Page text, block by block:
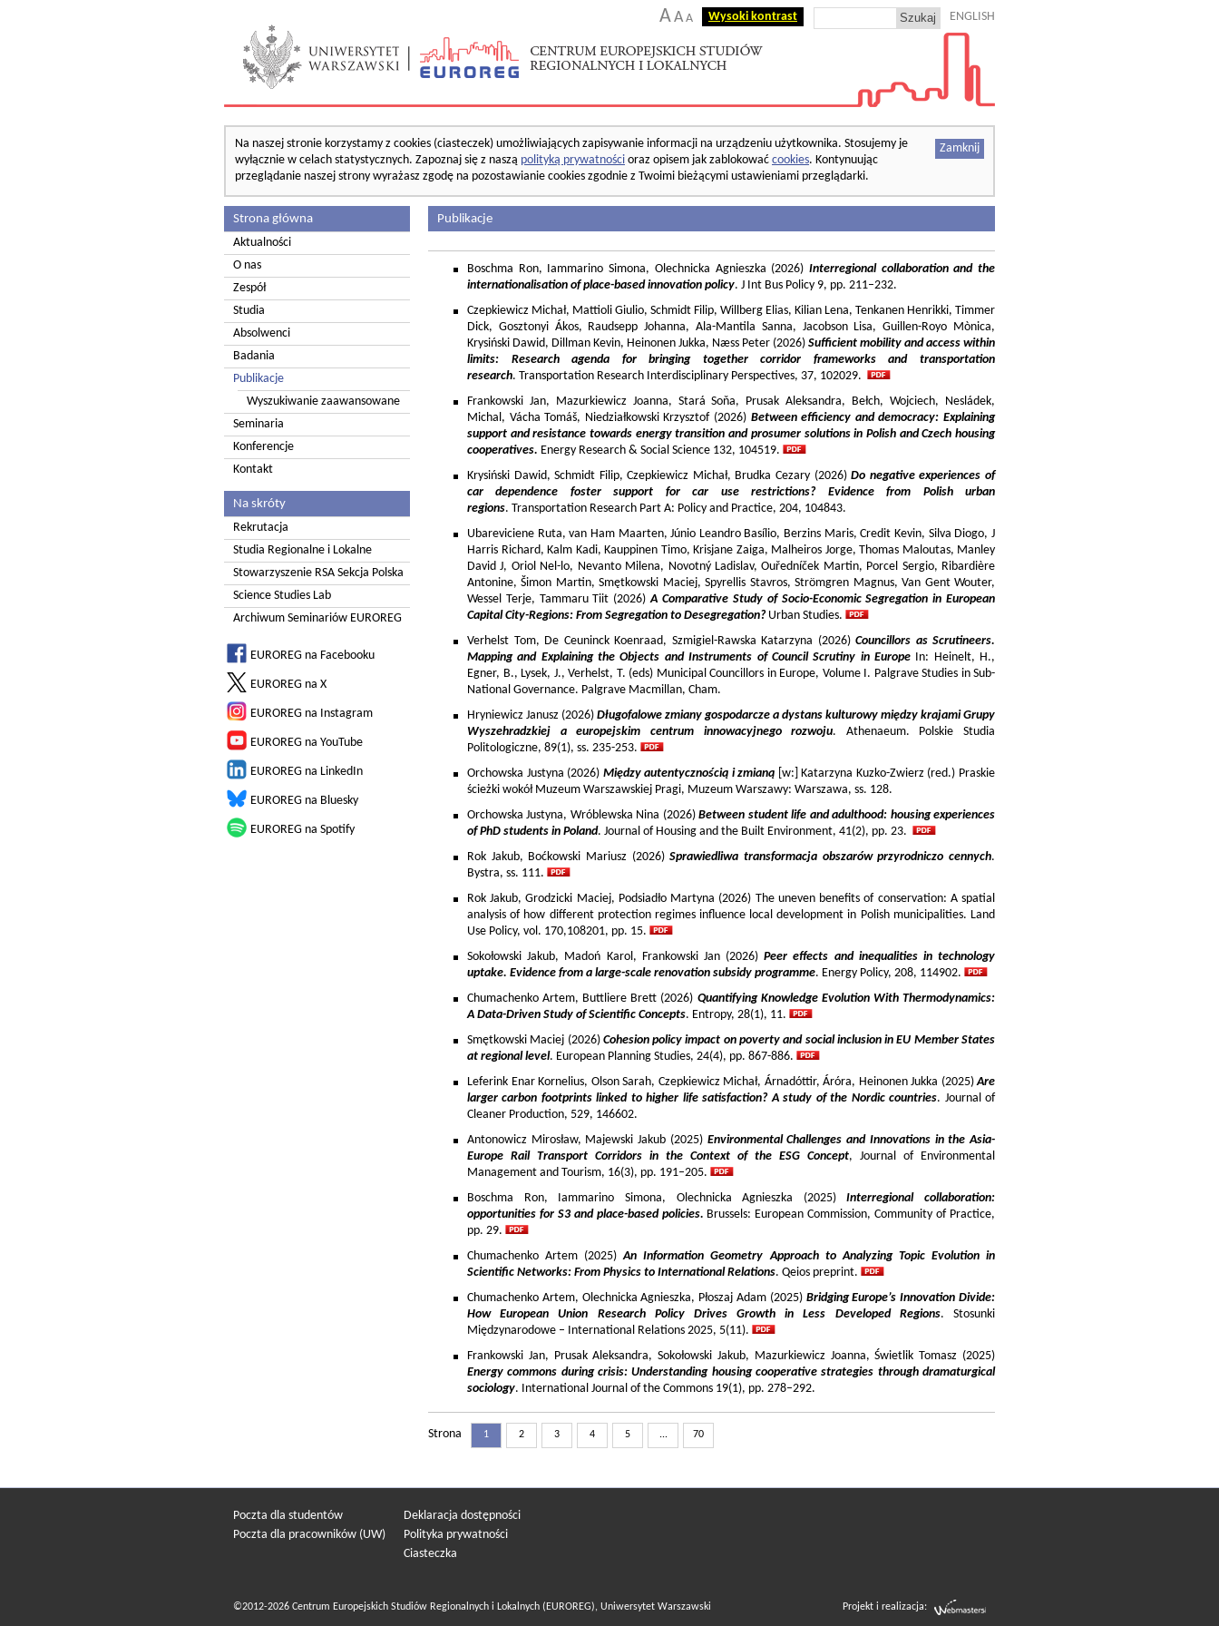
AA A Wysoki kontrast ENGLISH
Zamknij
Na naszej stronie korzystamy z cookies (ciasteczek) umożliwiających zapisywanie informacji na urządzeniu użytkownika. Stosujemy je
wyłącznie w celach statystycznych. Zapoznaj się z naszą polityką prywatności oraz opisem jak zablokować cookies. Kontynuując
przeglądanie naszej strony wyrażasz zgodę na pozostawianie cookies zgodnie z Twoimi bieżącymi ustawieniami przeglądarki.
Strona główna
Aktualności
O nas
Zespół
Studia
Absolwenci
Badania
Publikacje
Wyszukiwanie zaawansowane
Seminaria
Konferencje
Kontakt
Na skróty
Rekrutacja
Studia Regionalne i Lokalne
Stowarzyszenie RSA Sekcja Polska
Science Studies Lab
Archiwum Seminariów EUROREG
EUROREG na Facebooku
EUROREG na X
EUROREG na Instagram
EUROREG na YouTube
EUROREG na LinkedIn
EUROREG na Bluesky
EUROREG na Spotify
Publikacje
Boschma Ron, Iammarino Simona, Olechnicka Agnieszka (2026) Interregional collaboration and the
internationalisation of place-based innovation policy. J Int Bus Policy 9, pp. 211–232.
Czepkiewicz Michał, Mattioli Giulio, Schmidt Filip, Willberg Elias, Kilian Lena, Tenkanen Henrikki, Timmer
Dick, Gosztonyi Ákos, Raudsepp Johanna, Ala-Mantila Sanna, Jacobson Lisa, Guillen-Royo Mònica,
Krysiński Dawid, Dillman Kevin, Heinonen Jukka, Næss Peter (2026) Sufficient mobility and access within
limits: Research agenda for bringing together corridor frameworks and transportation
research. Transportation Research Interdisciplinary Perspectives, 37, 102029.
Frankowski Jan, Mazurkiewicz Joanna, Stará Soňa, Prusak Aleksandra, Bełch, Wojciech, Nesládek,
Michal, Vácha Tomáš, Niedziałkowski Krzysztof (2026) Between efficiency and democracy: Explaining
support and resistance towards energy transition and prosumer solutions in Polish and Czech housing
cooperatives. Energy Research & Social Science 132, 104519.
Krysiński Dawid, Schmidt Filip, Czepkiewicz Michał, Brudka Cezary (2026)Do negative experiences of
car dependence foster support for car use restrictions? Evidence from Polish urban
regions. Transportation Research Part A: Policy and Practice, 204, 104843.
Ubareviciene Ruta, van Ham Maarten, Júnio Leandro Basílio, Berzins Maris, Credit Kevin, Silva Diogo, J
Harris Richard, Kalm Kadi, Kauppinen Timo, Krisjane Zaiga, Malheiros Jorge, Thomas Maloutas, Manley
David J, Oriol Nel-lo, Nevanto Milena, Novotný Ladislav, Ouředníček Martin, Porcel Sergio, Ribardière
Antonine, Šimon Martin, Smętkowski Maciej, Spyrellis Stavros, Strömgren Magnus, Van Gent Wouter,
Wessel Terje, Tammaru Tiit (2026)A Comparative Study of Socio-Economic Segregation in European
Capital City-Regions: From Segregation to Desegregation?Urban Studies.
Verhelst Tom, De Ceuninck Koenraad, Szmigiel-Rawska Katarzyna (2026) Councillors as Scrutineers.
Mapping and Explaining the Objects and Instruments of Council Scrutiny in EuropeIn: Heinelt, H.,
Egner, B., Lysek, J., Verhelst, T. (eds) Municipal Councillors in Europe, Volume I. Palgrave Studies in Sub-
National Governance. Palgrave Macmillan, Cham.
Hryniewicz Janusz (2026) Długofalowe zmiany gospodarcze a dystans kulturowy między krajami Grupy
Wyszehradzkiej a europejskim centrum innowacyjnego rozwoju. Athenaeum. Polskie Studia
Politologiczne, 89(1), ss. 235-253.
Orchowska Justyna (2026) Między autentycznością i zmianą [w:] Katarzyna Kuzko-Zwierz (red.) Praskie
ścieżki wokół Muzeum Warszawskiej Pragi, Muzeum Warszawy: Warszawa, ss. 128.
Orchowska Justyna, Wróblewska Nina (2026)Between student life and adulthood: housing experiences
of PhD students in Poland. Journal of Housing and the Built Environment, 41(2), pp. 23.
Rok Jakub, Boćkowski Mariusz (2026)Sprawiedliwa transformacja obszarów przyrodniczo cennych.
Bystra, ss. 111.
Rok Jakub, Grodzicki Maciej, Podsiadło Martyna (2026) The uneven benefits of conservation: A spatial
analysis of how different protection regimes influence local development in Polish municipalities. Land
Use Policy, vol. 170,108201, pp. 15.
Sokołowski Jakub, Madoń Karol, Frankowski Jan (2026)Peer effects and inequalities in technology
uptake. Evidence from a large-scale renovation subsidy programme. Energy Policy, 208, 114902.
Chumachenko Artem, Buttliere Brett (2026) Quantifying Knowledge Evolution With Thermodynamics:
A Data-Driven Study of Scientific Concepts. Entropy, 28(1), 11.
Smętkowski Maciej (2026) Cohesion policy impact on poverty and social inclusion in EU Member States
at regional level. European Planning Studies, 24(4), pp. 867-886.
Leferink Enar Kornelius, Olson Sarah, Czepkiewicz Michał, Árnadóttir, Áróra, Heinonen Jukka (2025)Are
larger carbon footprints linked to higher life satisfaction? A study of the Nordic countries. Journal of
Cleaner Production, 529, 146602.
Antonowicz Mirosław, Majewski Jakub (2025) Environmental Challenges and Innovations in the Asia-
Europe Rail Transport Corridors in the Context of the ESG Concept, Journal of Environmental
Management and Tourism, 16(3), pp. 191–205.
Boschma Ron, Iammarino Simona, Olechnicka Agnieszka (2025)Interregional collaboration:
opportunities for S3 and place-based policies. Brussels: European Commission, Community of Practice,
pp. 29.
Chumachenko Artem (2025)An Information Geometry Approach to Analyzing Topic Evolution in
Scientific Networks: From Physics to International Relations. Qeios preprint.
Chumachenko Artem, Olechnicka Agnieszka, Płoszaj Adam (2025) Bridging Europe’s Innovation Divide:
How European Union Research Policy Drives Growth in Less Developed Regions. Stosunki
Międzynarodowe – International Relations 2025, 5(11).
Frankowski Jan, Prusak Aleksandra, Sokołowski Jakub, Mazurkiewicz Joanna, Świetlik Tomasz (2025)
Energy commons during crisis: Understanding housing cooperative strategies through dramaturgical
sociology. International Journal of the Commons 19(1), pp. 278–292.
Strona 1 2 3 4 5 ... 70
Poczta dla studentów
Poczta dla pracowników (UW)
Deklaracja dostępności
Polityka prywatności
Ciasteczka
©2012-2026 Centrum Europejskich Studiów Regionalnych i Lokalnych (EUROREG), Uniwersytet Warszawski Projekt i realizacja: